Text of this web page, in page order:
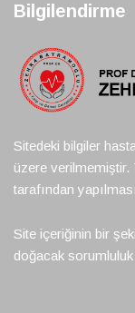
Bilgilendirme
Sitedeki bilgiler
üzere verilmemiştir.
tarafından
Site içeriğinin bir
doğacak